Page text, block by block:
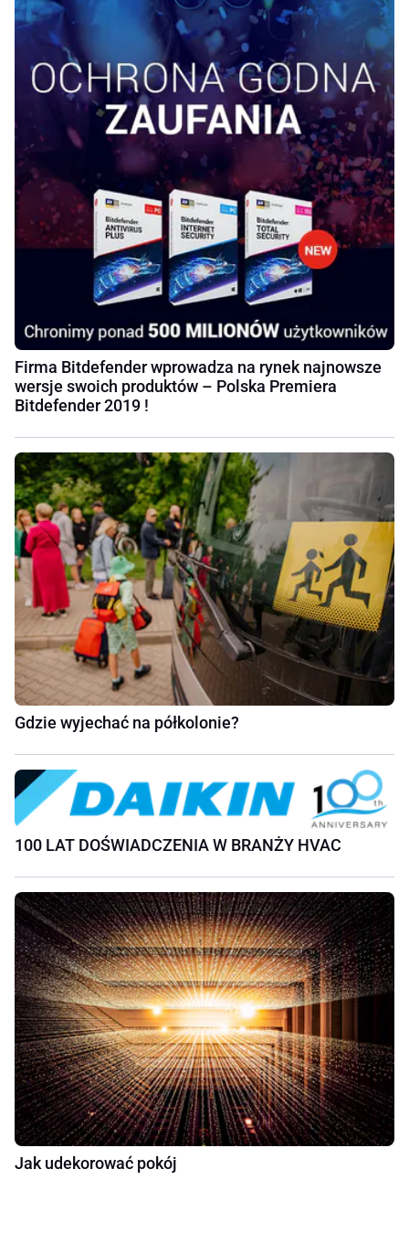
Firma Bitdefender wprowadza na rynek najnowsze
wersje swoich produktów – Polska Premiera
Bitdefender 2019 !
Gdzie wyjechać na półkolonie?
100 LAT DOŚWIADCZENIA W BRANŻY HVAC
Jak udekorować pokój